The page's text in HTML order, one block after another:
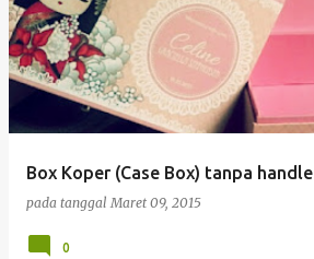
Box Koper (Case Box) tanpa handle
pada tanggalMaret 09, 2015
0